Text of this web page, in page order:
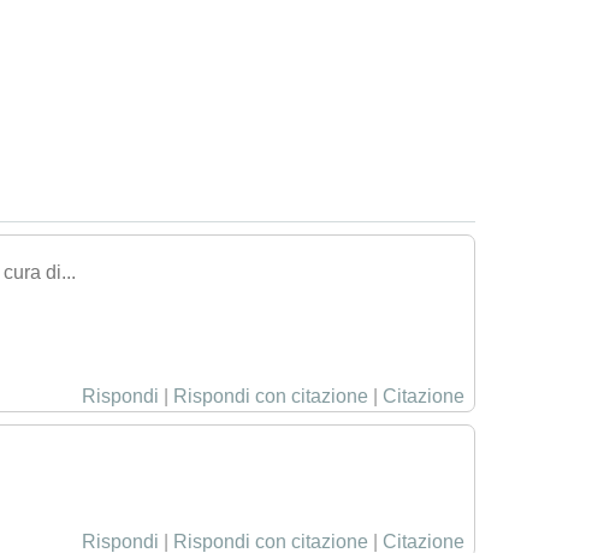
di...
Rispondi
Rispondi con citazione Citazione
Rispondi
Rispondi con citazione Citazione